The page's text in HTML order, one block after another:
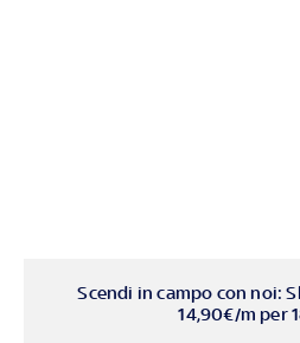
Scendi in campo con noi:
14,90€/m per